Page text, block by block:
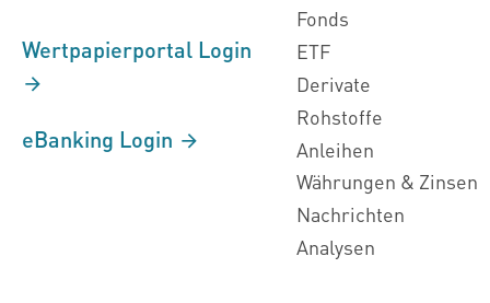
Wertpapierportal Login
eBanking Login
Fonds
ETF
Derivate
Rohstoffe
Anleihen
Währungen & Zinsen
Nachrichten
Analysen